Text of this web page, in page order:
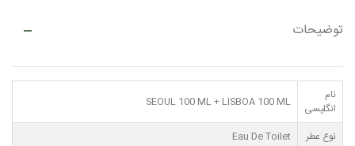
توضیحات
نام
انگلیسی
SEOUL 100 ML + LISBOA 100 ML
نوع عطر Eau De Toilet